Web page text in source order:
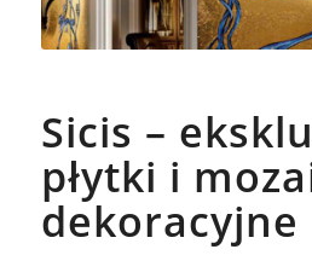
Sicis –
płytki i
dekoracyjne